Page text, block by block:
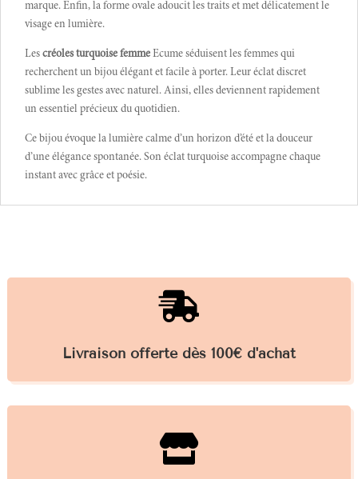
marque. Enfin, la forme ovale adoucit les traits et met délicatement le
visage en lumière.
Les créoles turquoise femme Ecume séduisent les femmes qui
recherchent un bijou élégant et facile à porter. Leur éclat discret
sublime les gestes avec naturel. Ainsi, elles deviennent rapidement
un essentiel précieux du quotidien.
Ce bijou évoque la lumière calme d’un horizon d’été et la douceur
d’une élégance spontanée. Son éclat turquoise accompagne chaque
instant avec grâce et poésie.

Livraison offerte dès 100€ d'achat
